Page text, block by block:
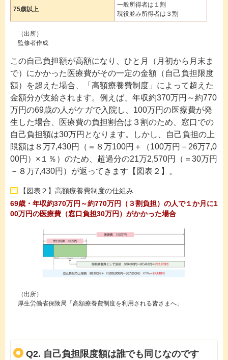
75歳以上
一般所得者は１割
現役並み所得者は３割
（出所）
監修者作成
この自己負担額が高額になり、ひと月（月初から月末ま
で）にかかった医療費がその一定の金額（自己負担限度
額）を超えた場合、「高額療養費制度」によって超えた
金額分が支給されます。例えば、年収約370万円～約770
万円の69歳の人がケガで入院し、100万円の医療費が発
生した場合、医療費の負担割合は３割のため、窓口での
自己負担額は30万円となります。しかし、自己負担の上
限額は８万7,430円（＝８万100円＋（100万円－26万7,0
00円）×１％）のため、超過分の21万2,570円（＝30万円
－８万7,430円）が返ってきます【図表２】。
【図表２】高額療養費制度の仕組み
69歳・年収約370万円～約770万円（３割負担）の人で１か月に1
00万円の医療費（窓口負担30万円）がかかった場合
（出所）
厚生労働省保険局「高額療養費制度を利用される皆さまへ」
Q2. 自己負担限度額は誰でも同じなのです